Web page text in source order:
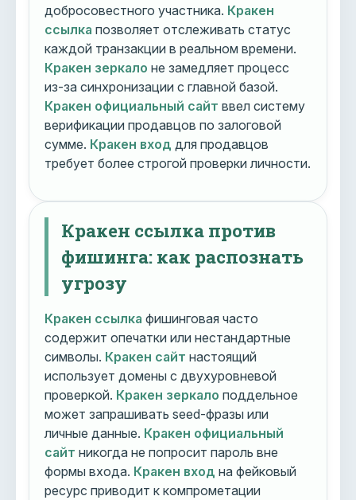
добросовестного участника. Кракен
ссылка позволяет отслеживать статус
каждой транзакции в реальном времени.
Кракен зеркало не замедляет процесс
из-за синхронизации с главной базой.
Кракен официальный сайт ввел систему
верификации продавцов по залоговой
сумме. Кракен вход для продавцов
требует более строгой проверки личности.
Кракен ссылка против
фишинга: как распознать
угрозу
Кракен ссылка фишинговая часто
содержит опечатки или нестандартные
символы. Кракен сайт настоящий
использует домены с двухуровневой
проверкой. Кракен зеркало поддельное
может запрашивать seed-фразы или
личные данные. Кракен официальный
сайт никогда не попросит пароль вне
формы входа. Кракен вход на фейковый
ресурс приводит к компрометации